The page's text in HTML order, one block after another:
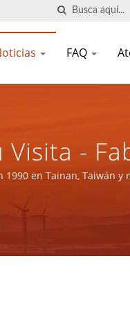
FAQ
Visita -
en Tainan, Taiwán y
14001 e IATF16949.